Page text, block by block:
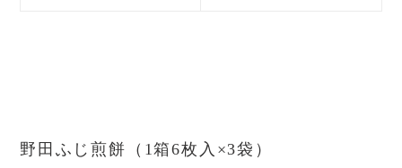
野田ふじ煎餅（1箱6枚入×3袋）